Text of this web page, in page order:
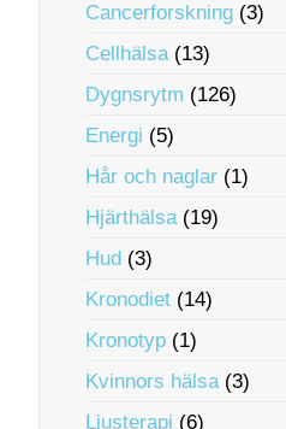
Cancerforskning (3)
Cellhälsa(13)
Dygnsrytm (126)
Energi (5)
Hår och naglar (1)
Hjärthälsa(19)
Hud (3)
Kronodiet (14)
Kronotyp (1)
Kvinnors hälsa(3)
Ljusterapi (6)